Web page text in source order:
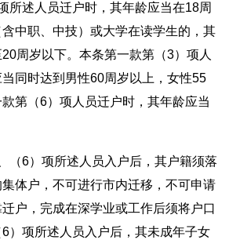
所述人员迁户时，其年龄应当在18周
中职、中技）或大学在读学生的，其
周岁以下。本条第一款第（3）项人
同时达到男性60周岁以上，女性55
第（6）项人员迁户时，其年龄应当
（6）项所述人员入户后，其户籍须落
体户，不可进行市内迁移，不可申请
户，完成在深学业或工作后须将户口
）项所述人员入户后，其未成年子女